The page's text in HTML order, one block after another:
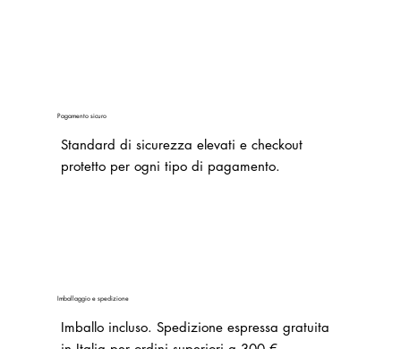
Pagamento sicuro
Standard di sicurezza elevati e checkout
protetto per ogni tipo di pagamento.
Imballaggio e spedizione
Imballo incluso. Spedizione espressa gratuita